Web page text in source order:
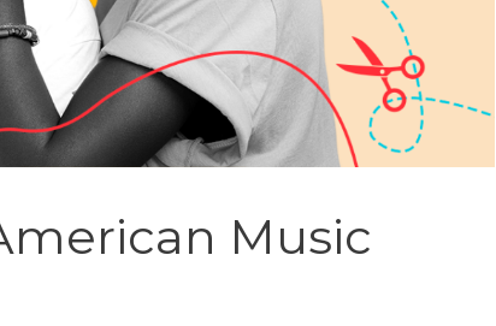
Music